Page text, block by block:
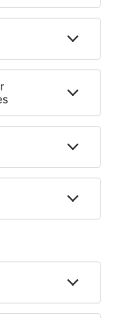
Antonio
Cazare în Bali